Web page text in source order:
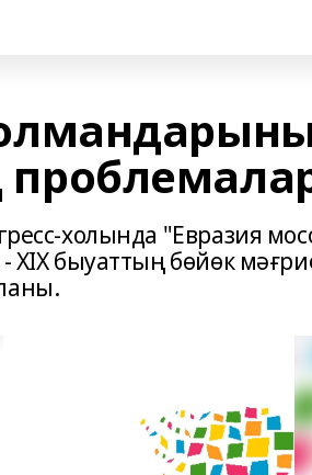
холында "Евразия
быуаттың бөйөк